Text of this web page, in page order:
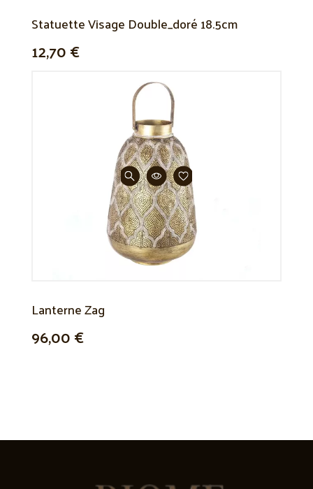
Statuette Visage Double_doré 18.5cm
12,70 €
Lanterne Zag
96,00 €